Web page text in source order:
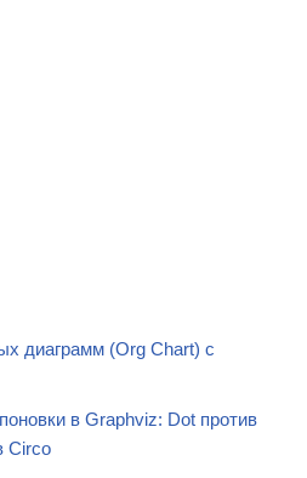
диаграмм (Org Chart) с
в Graphviz: Dot против
Circo